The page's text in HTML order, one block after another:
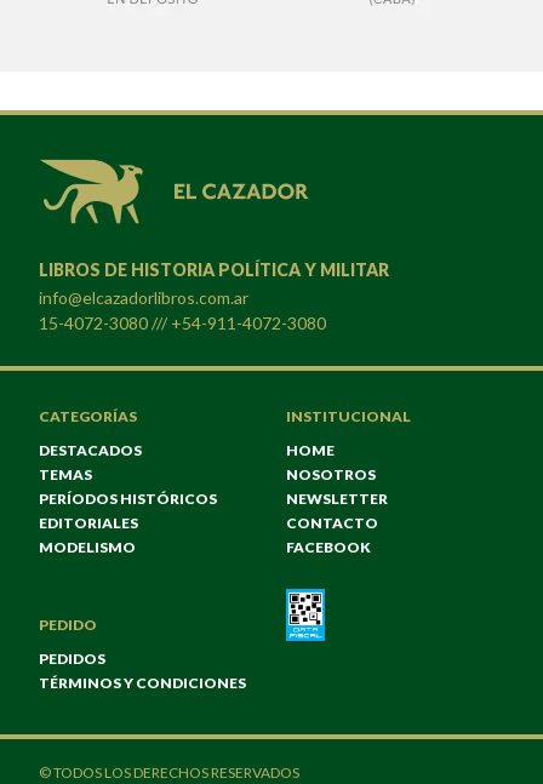
LIBROS DE HISTORIA POLÍTICA Y MILITAR
info@elcazadorlibros.com.ar
15-4072-3080 /// +54-911-4072-3080
CATEGORÍAS
DESTACADOS
TEMAS
PERÍODOS HISTÓRICOS
EDITORIALES
MODELISMO
INSTITUCIONAL
HOME
NOSOTROS
NEWSLETTER
CONTACTO
FACEBOOK
PEDIDO
PEDIDOS
TÉRMINOS Y CONDICIONES
© TODOS LOS DERECHOS RESERVADOS